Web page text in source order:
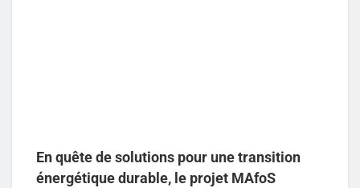
En quête de solutions pour une transition
énergétique durable, le projet MAfoS